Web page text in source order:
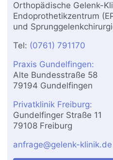
Orthopädische Gelenk-
Endoprothetikzentrum
und
Tel: (0761) 791170
Praxis Gundelfingen:
Alte Bundesstraße 58
79194 Gundelfingen
Privatklinik Freiburg:
Gundelfinger Straße 11
79108 Freiburg
anfrage@gelenk-klinik.de